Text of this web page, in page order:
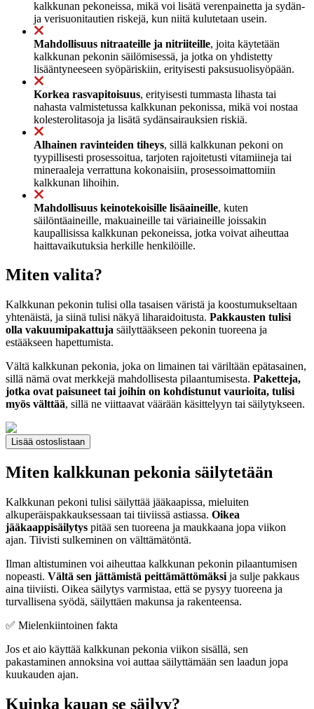
kalkkunan pekoneissa, mikä voi lisätä verenpainetta ja sydän-
ja verisuonitautien riskejä, kun niitä kulutetaan usein.
Mahdollisuus nitraateille ja nitriiteille, joita käytetään
kalkkunan pekonin säilömisessä, ja jotka on yhdistetty
lisääntyneeseen syöpäriskiin, erityisesti paksusuolisyöpään.
Korkea rasvapitoisuus, erityisesti tummasta lihasta tai
nahasta valmistetussa kalkkunan pekonissa, mikä voi nostaa
kolesterolitasoja ja lisätä sydänsairauksien riskiä.
Alhainen ravinteiden tiheys, sillä kalkkunan pekoni on
tyypillisesti prosessoitua, tarjoten rajoitetusti vitamiineja tai
mineraaleja verrattuna kokonaisiin, prosessoimattomiin
kalkkunan lihoihin.
Mahdollisuus keinotekoisille lisäaineille, kuten
säilöntäaineille, makuaineille tai väriaineille joissakin
kaupallisissa kalkkunan pekoneissa, jotka voivat aiheuttaa
haittavaikutuksia herkille henkilöille.
Miten valita?
Kalkkunan pekonin tulisi olla tasaisen väristä ja koostumukseltaan
yhtenäistä, ja siinä tulisi näkyä liharaidoitusta. Pakkausten tulisi
olla vakuumipakattuja säilyttääkseen pekonin tuoreena ja
estääkseen hapettumista.
Vältä kalkkunan pekonia, joka on limainen tai väriltään epätasainen,
sillä nämä ovat merkkejä mahdollisesta pilaantumisesta. Paketteja,
jotka ovat paisuneet tai joihin on kohdistunut vaurioita, tulisi
myös välttää, sillä ne viittaavat väärään käsittelyyn tai säilytykseen.
Lisää ostoslistaan
Miten kalkkunan pekonia säilytetään
Kalkkunan pekoni tulisi säilyttää jääkaapissa, mieluiten
alkuperäispakkauksessaan tai tiiviissä astiassa. Oikea
jääkaappisäilytys pitää sen tuoreena ja maukkaana jopa viikon
ajan. Tiivisti sulkeminen on välttämätöntä.
Ilman altistuminen voi aiheuttaa kalkkunan pekonin pilaantumisen
nopeasti. Vältä sen jättämistä peittämättömäksi ja sulje pakkaus
aina tiiviisti. Oikea säilytys varmistaa, että se pysyy tuoreena ja
turvallisena syödä, säilyttäen makunsa ja rakenteensa.
✅ Mielenkiintoinen fakta
Jos et aio käyttää kalkkunan pekonia viikon sisällä, sen
pakastaminen annoksina voi auttaa säilyttämään sen laadun jopa
kuukauden ajan.
Kuinka kauan se säilyy?